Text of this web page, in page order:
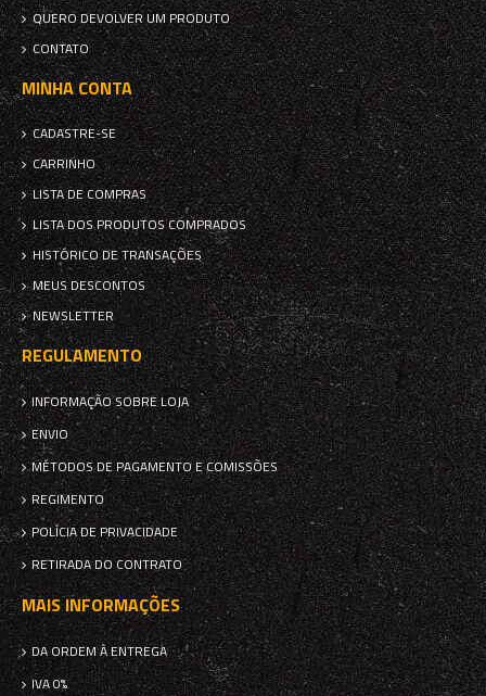
QUERO DEVOLVER UM PRODUTO
CONTATO
MINHA CONTA
CADASTRE-SE
CARRINHO
LISTA DE COMPRAS
LISTA DOS PRODUTOS COMPRADOS
HISTÓRICO DE TRANSAÇÕES
MEUS DESCONTOS
NEWSLETTER
REGULAMENTO
INFORMAÇÃO SOBRE LOJA
ENVIO
MÉTODOS DE PAGAMENTO E COMISSÕES
REGIMENTO
POLÍCIA DE PRIVACIDADE
RETIRADA DO CONTRATO
MAIS INFORMAÇÕES
DA ORDEM À ENTREGA
IVA 0%